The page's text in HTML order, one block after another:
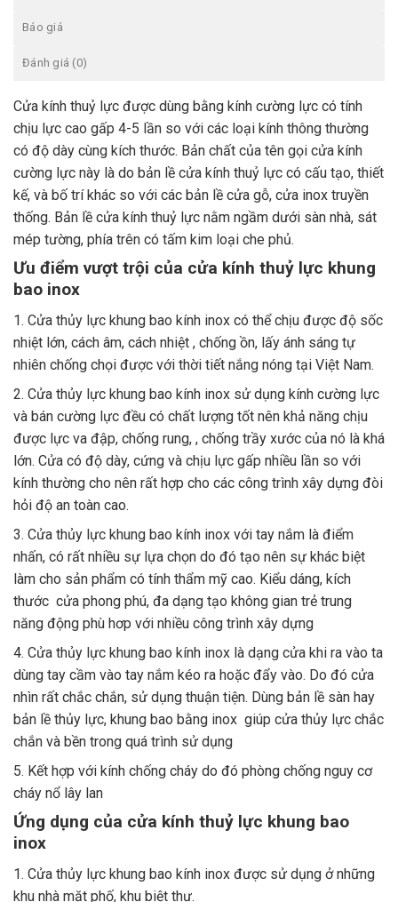
Báo giá
Đánh giá (0)
Cửa kính thuỷ lực được dùng bằng kính cường lực có tính
chịu lực cao gấp 4-5 lần so với các loại kính thông thường
có độ dày cùng kích thước. Bản chất của tên gọi cửa kính
cường lực này là do bản lề cửa kính thuỷ lực có cấu tạo, thiết
kế, và bố trí khác so với các bản lề cửa gỗ, cửa inox truyền
thống. Bản lề cửa kính thuỷ lực nằm ngầm dưới sàn nhà, sát
mép tường, phía trên có tấm kim loại che phủ.
Ưu điểm vượt trội của cửa kính thuỷ lực khung
bao inox
1. Cửa thủy lực khung bao kính inox có thể chịu được độ sốc
nhiệt lớn, cách âm, cách nhiệt , chống ồn, lấy ánh sáng tự
nhiên chống chọi được với thời tiết nắng nóng tại Việt Nam.
2. Cửa thủy lực khung bao kính inox sử dụng kính cường lực
và bán cường lực đều có chất lượng tốt nên khả năng chịu
được lực va đập, chống rung, , chống trầy xước của nó là khá
lớn. Cửa có độ dày, cứng và chịu lực gấp nhiều lần so với
kính thường cho nên rất hợp cho các công trình xây dựng đòi
hỏi độ an toàn cao.
3. Cửa thủy lực khung bao kính inox với tay nắm là điểm
nhấn, có rất nhiều sự lựa chọn do đó tạo nên sự khác biệt
làm cho sản phẩm có tính thẩm mỹ cao. Kiểu dáng, kích
thước cửa phong phú, đa dạng tạo không gian trẻ trung
năng động phù hơp với nhiều công trình xây dựng
4. Cửa thủy lực khung bao kính inox là dạng cửa khi ra vào ta
dùng tay cầm vào tay nắm kéo ra hoặc đẩy vào. Do đó cửa
nhìn rất chắc chắn, sử dụng thuận tiện. Dùng bản lề sàn hay
bản lề thủy lực, khung bao bằng inox giúp cửa thủy lực chắc
chắn và bền trong quá trình sử dụng
5. Kết hợp với kính chống cháy do đó phòng chống nguy cơ
cháy nổ lây lan
Ứng dụng của cửa kính thuỷ lực khung bao
inox
1. Cửa thủy lực khung bao kính inox được sử dụng ở những
khu nhà mặt phố, khu biệt thự.